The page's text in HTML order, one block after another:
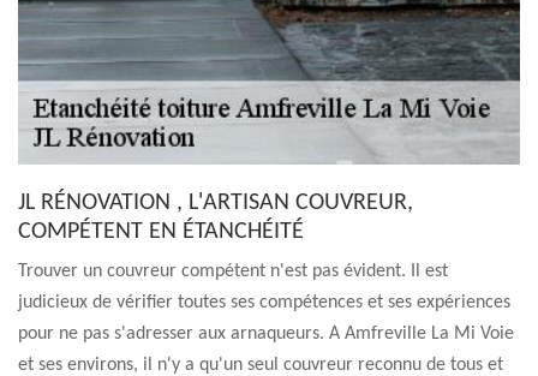
JL RÉNOVATION , L'ARTISAN COUVREUR,
COMPÉTENT EN ÉTANCHÉITÉ
Trouver un couvreur compétent n'est pas évident. Il est
judicieux de vérifier toutes ses compétences et ses expériences
pour ne pas s'adresser aux arnaqueurs. A Amfreville La Mi Voie
et ses environs, il n'y a qu'un seul couvreur reconnu de tous et